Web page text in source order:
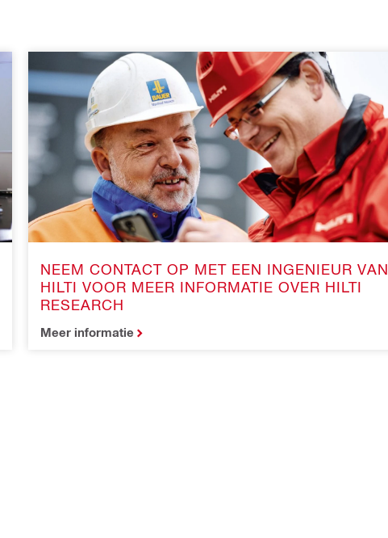
NEEM CONTACT OP MET EEN INGENIEUR VAN
HILTI VOOR MEER INFORMATIE OVER HILTI
RESEARCH
Meer informatie